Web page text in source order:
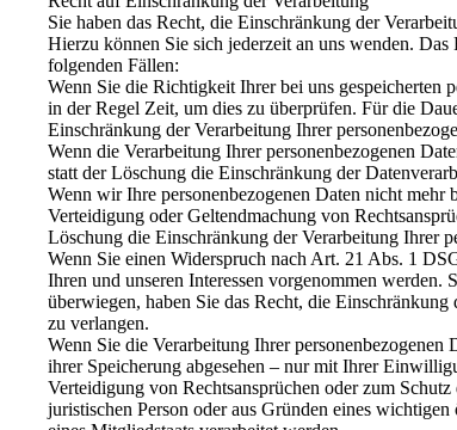
Sie haben das Recht, die Einschränkung der
Hierzu können Sie sich jederzeit an uns wenden.
folgenden Fällen:
Wenn Sie die Richtigkeit Ihrer bei uns gespeicherten
in der Regel Zeit, um dies zu überprüfen. Für die
Einschränkung der Verarbeitung Ihrer
Wenn die Verarbeitung Ihrer personenbezogenen
statt der Löschung die Einschränkung der
Wenn wir Ihre personenbezogenen Daten nicht mehr
Verteidigung oder Geltendmachung von
Löschung die Einschränkung der Verarbeitung Ihrer
Wenn Sie einen Widerspruch nach Art. 21 Abs. 1
Ihren und unseren Interessen vorgenommen werden.
überwiegen, haben Sie das Recht, die
zu verlangen.
Wenn Sie die Verarbeitung Ihrer
ihrer Speicherung abgesehen – nur mit Ihrer
Verteidigung von Rechtsansprüchen oder zum
juristischen Person oder aus Gründen eines